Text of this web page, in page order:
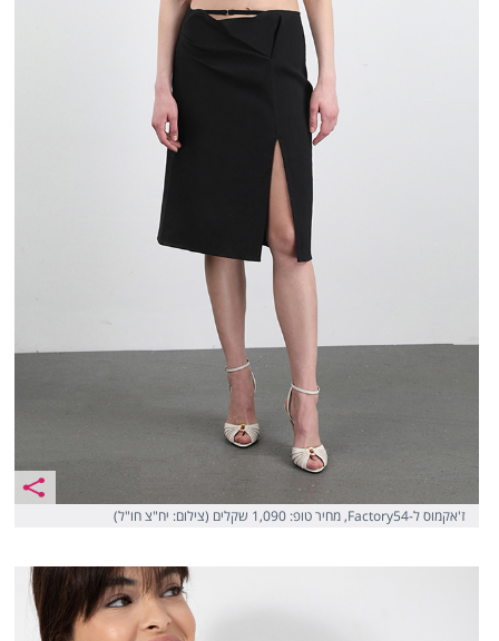
ז'אקמוס ל-Factory54, מחיר טופ: 1,090 שקלים (צילום: יח"צ חו"ל)